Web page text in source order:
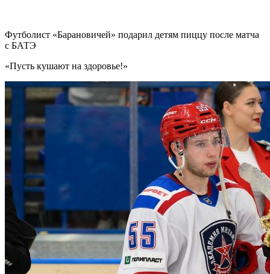
Футболист «Барановичей» подарил детям пиццу после матча
с БАТЭ
«Пусть кушают на здоровье!»